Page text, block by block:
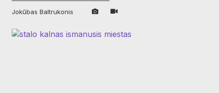
Jokūbas Baltrukonis